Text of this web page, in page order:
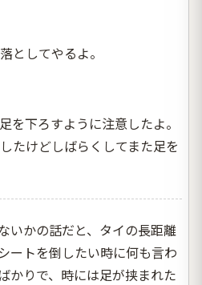
としてやるよ。
を下ろすように注意したよ。
たけどしばらくしてまた足を
いかの話だと、タイの長距離
ートを倒したい時に何も言わ
かりで、時には足が挟まれた